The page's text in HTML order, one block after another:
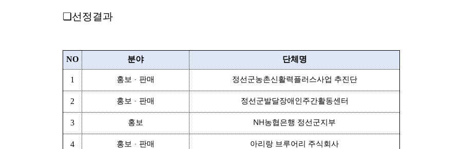
❏선정결과
NO 분야 단체명
1 홍보 · 판매 정선군농촌신활력플러스사업 추진단
2 홍보 · 판매 정선군발달장애인주간활동센터
3 홍보 NH농협은행 정선군지부
4 홍보 · 판매 아리랑 브루어리 주식회사